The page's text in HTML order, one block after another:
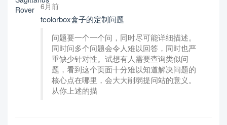
6月前
tcolorbox盒子的定制问题
问题要一个一个问，同时尽可能详细描述。
同时问多个问题会令人难以回答，同时也严
重缺少针对性。试想有人需要查询类似问
题，看到这个页面十分难以知道解决问题的
核心点在哪里，会大大削弱提问站的意义。
从你上述的描